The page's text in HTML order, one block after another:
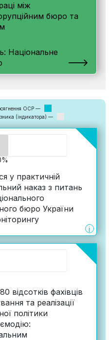
між
бюро та
Національне
ОСР —
(індикатора) —
у практичній
наказ з питань
бюро України
i
відсотків фахівців
та реалізації
політики